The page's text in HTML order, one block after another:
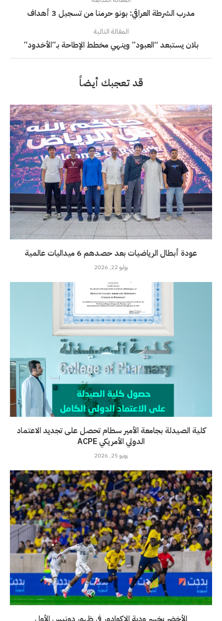
مدرب الشرطة العراقي: بونو حرمنا من تسجيل 3 أهداف
المقالة التالية
بلان يستبعد “العبود” وينهي مخطط الإطاحة بـ”الأخدود”
قد تعجبك أيضاً
عودة أبطال الرياضيات بعد حصدهم 6 ميداليات عالمية
يوليو 22, 2026
كلية الصيدلة بجامعة الأمير سطام تحصل على تجديد الاعتماد
الدولي الأمريكي ACPE
يونيو 25, 2026